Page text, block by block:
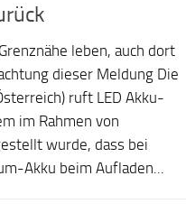
leben, auch dort
dieser Meldung Die
ruft LED Akku-
im Rahmen von
wurde, dass bei
Akku beim Aufladen...